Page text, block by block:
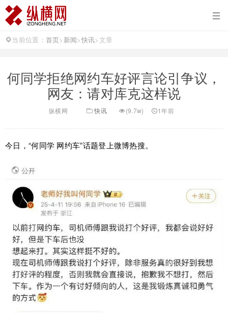
当前位置： 首页> 新闻>快讯>文章
何同学拒绝网约车好评言论引争议，
网友：请对库克这样说
纵横网 快讯 (9.7w) 1年前
今日，“何同学 网约车”话题登上微博热搜。